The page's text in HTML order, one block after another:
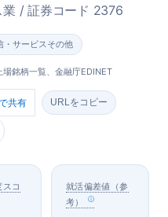
/ 証券コード 2376
・サービスその他
場銘柄一覧、金融庁EDINET
共有 URLをコピー
コ
就活偏差値（参
考）